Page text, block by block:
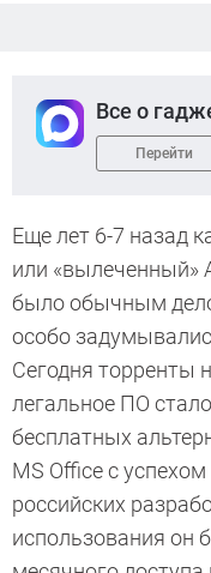
Все о
Перейти
Еще лет 6-7 назад
или «вылеченный»
было обычным
особо
Сегодня торренты
легальное ПО
бесплатных
MS Office с
российских
использования он